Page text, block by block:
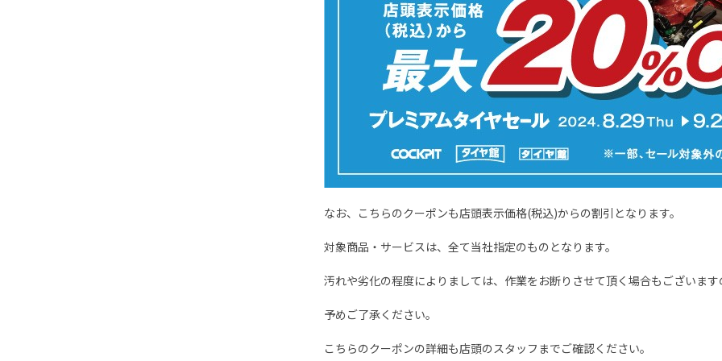
なお、こちらのクーポンも店頭表示価格(税込)からの割引となります。
対象商品・サービスは、全て当社指定のものとなります。
汚れや劣化の程度によりましては、作業をお断りさせて頂く場合もございます
予めご了承ください。
こちらのクーポンの詳細も店頭のスタッフまでご確認ください。